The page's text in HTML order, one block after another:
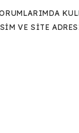
VE SITE